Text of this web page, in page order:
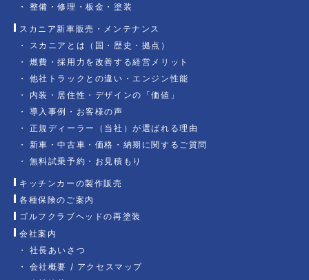
整備・修理・板金・塗装
スカニア新車販売・メンテナンス
スカニアとは（国・歴史・拠点）
燃費・採用力を改善する経営メリット
他社トラックとの違い・エンジン性能
内装・居住性・デザインの「価値」
導入事例・お客様の声
正規ディーラー（当社）が選ばれる理由
新車・中古車・価格・納期に関するご質問
無料試乗予約・お見積もり
キッチンカーの製作販売
各種保険のご案内
ゴルフクラブヘッドの再塗装
会社案内
社長あいさつ
会社概要 / アクセスマップ